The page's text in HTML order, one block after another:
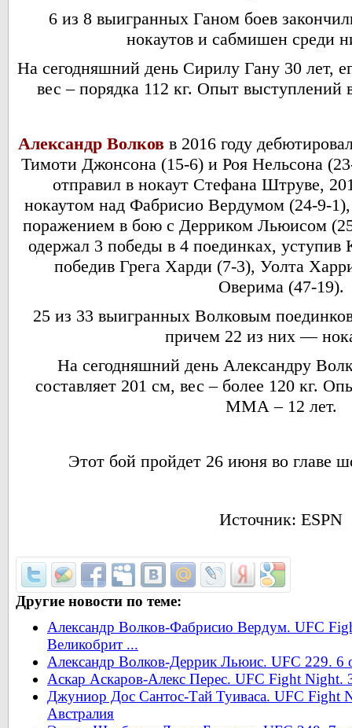
6 из 8 выигранных Ганом боев
нокаутов и сабмишен среди
На сегодняшний день Сирилу Гану 30 лет,
вес – порядка 112 кг. Опыт
Александр Волков в 2016 году
Тимоти Джонсона (15-6) и Роя Нельсона
отправил в нокаут Стефана Штруве,
нокаутом над Фабрисио Вердумом (24-9-
поражением в бою с Дерриком Льюисом
одержал 3 победы в 4 поединках, уступив
победив Грега Харди (7-3), Уолта
Оверима (47-19).
25 из 33 выигранных Волковым
причем 22 из них —
На сегодняшний день Александру
составляет 201 см, вес – более 120 кг.
ММА – 12 лет.
Этот бой пройдет 26 июня во главе
Источник: ESPN
Другие новости по теме:
Александр Волков-Фабрисио Вердум. UFC
Великобрит ...
Александр Волков-Деррик Льюис. UFC 229.
Аскар Аскаров-Алекс Перес. UFC Fight
Джуниор Дос Сантос-Тай Туиваса. UFC Fight
Австралия